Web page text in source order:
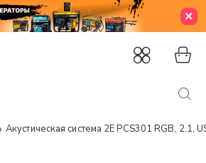
Акустическая система 2E PCS301 RGB, 2.1,